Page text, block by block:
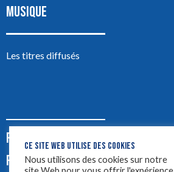
MUSIQUE
Les titres diffusés
PODCASTS
PUB
CE SITE WEB UTILISE DES COOKIES
Nous utilisons des cookies sur notre